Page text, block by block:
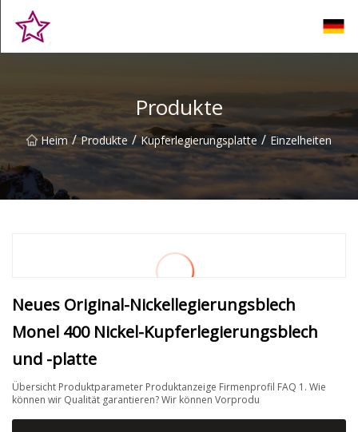
Produkte
Heim / Produkte / Kupferlegierungsplatte / Einzelheiten
Neues Original-Nickellegierungsblech
Monel 400 Nickel-Kupferlegierungsblech
und -platte
Übersicht Produktparameter Produktanzeige Firmenprofil FAQ 1. Wie
können wir Qualität garantieren? Wir können Vorprodu